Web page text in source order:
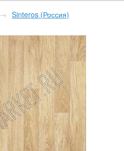
→ Sinteros (Россия)